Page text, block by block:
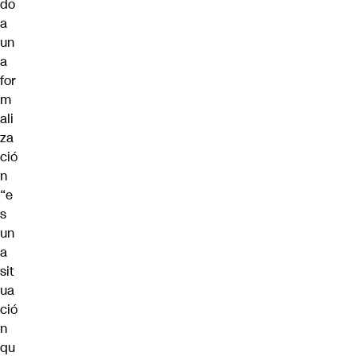
do
a
un
a
for
m
ali
za
ció
n
“e
s
un
a
sit
ua
ció
n
qu